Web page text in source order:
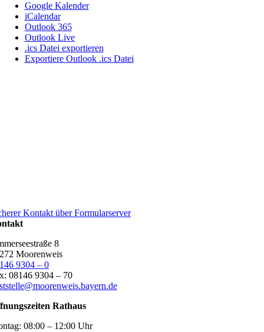
Google Kalender
iCalendar
Outlook 365
Outlook Live
.ics Datei exportieren
Exportiere Outlook .ics Datei
Kontakt über Formularserver
8
Moorenweis
9304 – 0
08146 9304 – 70
Rathaus
08:00 – 12:00 Uhr